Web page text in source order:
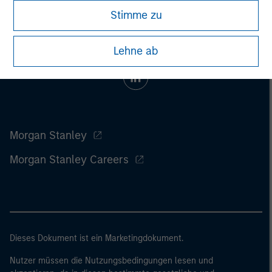
Stimme zu
Lehne ab
Morgan Stanley
Morgan Stanley Careers
Dieses Dokument ist ein Marketingdokument.
Nutzer müssen die Nutzungsbedingungen lesen und